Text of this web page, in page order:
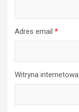
Adres email *
Witryna internetowa